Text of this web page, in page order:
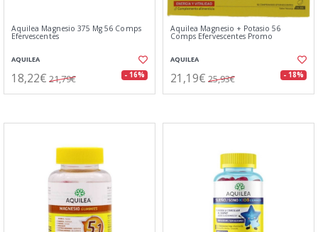
Aquilea Magnesio 375 Mg 56 Comps
Efervescentes
AQUILEA
18,22€ 21,79€ - 16%
Aquilea Magnesio + Potasio 56
Comps Efervescentes Promo
AQUILEA
21,19€ 25,93€ - 18%